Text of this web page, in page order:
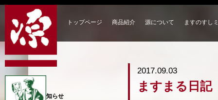
トップページ 商品紹介 源について ますのすし
2017.09.03
ますまる日記
お知らせ